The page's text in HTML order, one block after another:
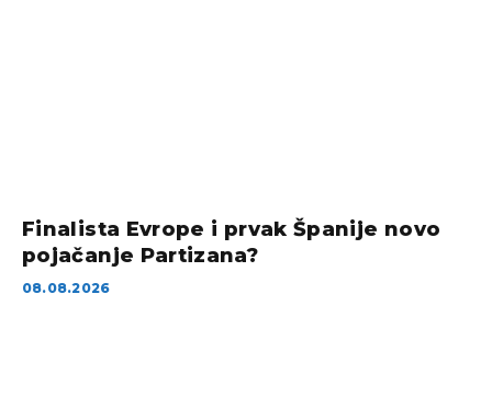
Finalista Evrope i prvak Španije novo
pojačanje Partizana?
08.08.2026